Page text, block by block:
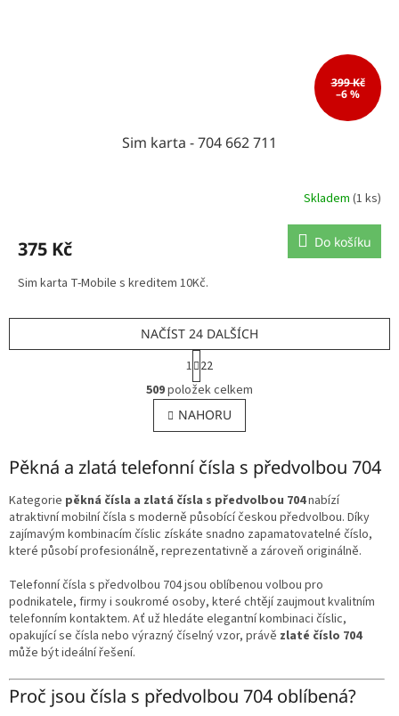
399 Kč
–6 %
Sim karta - 704 662 711
Skladem (1 ks)
375 Kč Do košíku
Sim karta T-Mobile s kreditem 10Kč.
O
v
l
á
a
í
p
r
v
y
v
ý
p
u
NAČÍST 24 DALŠÍCH
S
t
r
á
n
k
v
á
í
1 22
509položek celkem
NAHORU
Pěkná a zlatá telefonní čísla s předvolbou 704
Kategorie pěkná čísla a zlatá čísla s předvolbou 704nabízí
atraktivní mobilní čísla s moderně působící českou předvolbou. Díky
zajímavým kombinacím číslic získáte snadno zapamatovatelné číslo,
které působí profesionálně, reprezentativně a zároveň originálně.
Telefonní čísla s předvolbou 704 jsou oblíbenou volbou pro
podnikatele, firmy i soukromé osoby, které chtějí zaujmout kvalitním
telefonním kontaktem. Ať už hledáte elegantní kombinaci číslic,
opakující se čísla nebo výrazný číselný vzor, právě zlaté číslo 704
může být ideální řešení.
Proč jsou čísla s předvolbou 704 oblíbená?